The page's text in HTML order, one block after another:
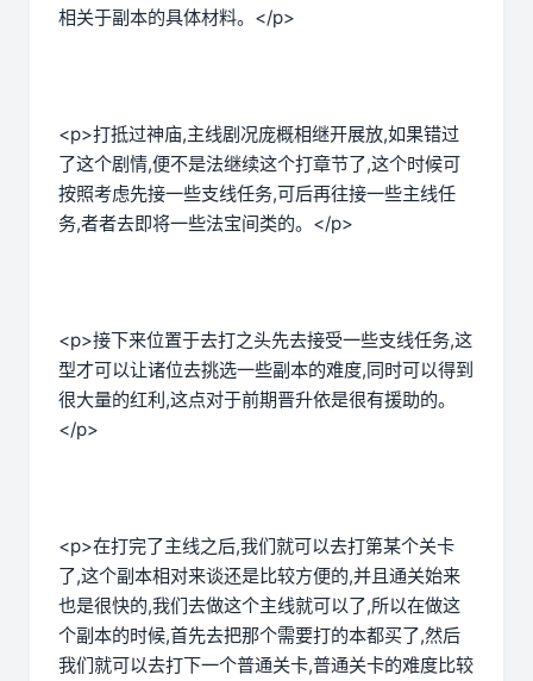
相关于副本的具体材料。</p>
<p>打抵过神庙,主线剧况庞概相继开展放,如果错过
了这个剧情,便不是法继续这个打章节了,这个时候可
按照考虑先接一些支线任务,可后再往接一些主线任
务,者者去即将一些法宝间类的。</p>
<p>接下来位置于去打之头先去接受一些支线任务,这
型才可以让诸位去挑选一些副本的难度,同时可以得到
很大量的红利,这点对于前期晋升依是很有援助的。
</p>
<p>在打完了主线之后,我们就可以去打第某个关卡
了,这个副本相对来谈还是比较方便的,并且通关始来
也是很快的,我们去做这个主线就可以了,所以在做这
个副本的时候,首先去把那个需要打的本都买了,然后
我们就可以去打下一个普通关卡,普通关卡的难度比较